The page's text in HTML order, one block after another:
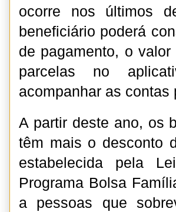
ocorre nos últimos
beneficiário poderá
de pagamento, o
parcelas no
acompanhar as
A partir deste ano, os
têm mais o desconto
estabelecida pela
Programa Bolsa
a pessoas que